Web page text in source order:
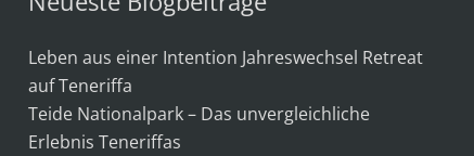
Leben aus einer Intention Jahreswechsel Retreat
auf Teneriffa
Teide Nationalpark – Das unvergleichliche
Erlebnis Teneriffas